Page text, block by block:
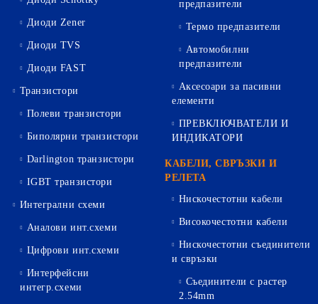
Диоди Zener
Диоди TVS
Диоди FAST
Транзистори
Полеви транзистори
Биполярни транзистори
Darlington транзистори
IGBT транзистори
Интегрални схеми
Аналови инт.схеми
Цифрови инт.схеми
Интерфейсни
интегр.схеми
предпазители
Термо предпазители
Автомобилни
предпазители
Аксесоари за пасивни
елементи
ПРЕВКЛЮЧВАТЕЛИ И
ИНДИКАТОРИ
КАБЕЛИ, СВРЪЗКИ И
РЕЛЕТА
Нискочестотни кабели
Високочестотни кабели
Нискочестотни съединители
и свръзки
Съединители с растер
2.54mm